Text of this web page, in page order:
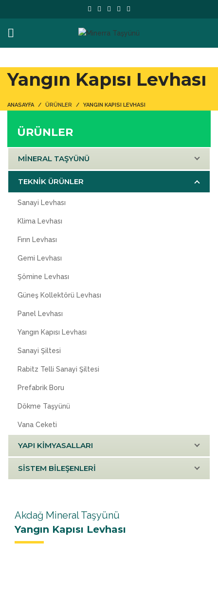
Yangın Kapısı Levhası
ANASAYFA ÜRÜNLER YANGIN KAPISI LEVHASI
ÜRÜNLER
MİNERAL TAŞYÜNÜ
TEKNİK ÜRÜNLER
Sanayi Levhası
Klima Levhası
Fırın Levhası
Gemi Levhası
Şömine Levhası
Güneş Kollektörü Levhası
Panel Levhası
Yangın Kapısı Levhası
Sanayi Şiltesi
Rabitz Telli Sanayi Şiltesi
Prefabrik Boru
Dökme Taşyünü
Vana Ceketi
YAPI KİMYASALLARI
SİSTEM BİLEŞENLERİ
Akdağ Mineral Taşyünü
Yangın Kapısı Levhası